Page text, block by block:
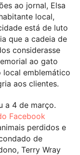
ao jornal, Elsa
local,
está de luto
que a cadeia de
considerasse
ao gato
local emblemático
aos clientes.
a 4 de março.
Facebook
perdidos e
de
Terry Wray